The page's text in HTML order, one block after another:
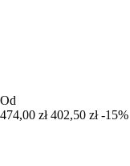
Od
474,00 zł 402,50 zł -15%